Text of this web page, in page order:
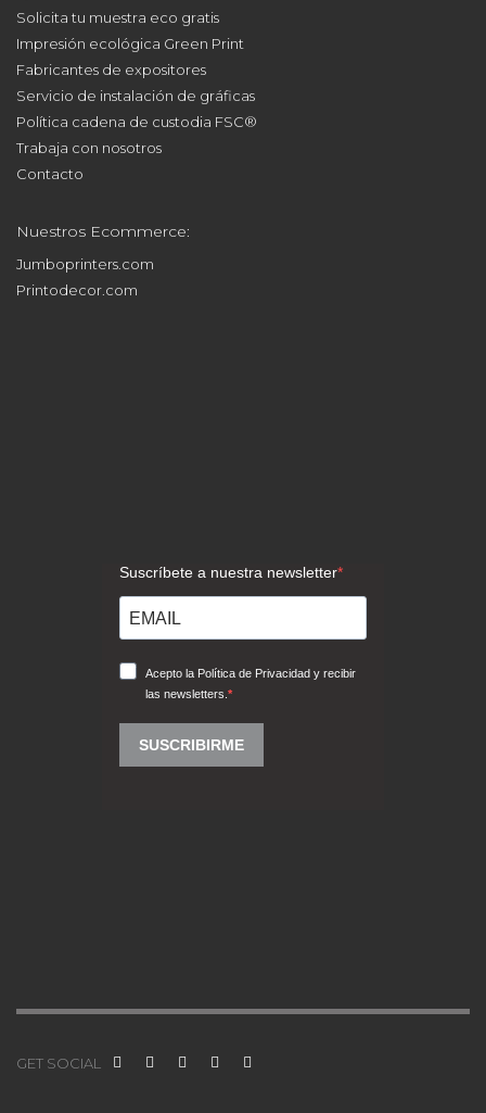
Solicita tu muestra eco gratis
Impresión ecológica Green Print
Fabricantes de expositores
Servicio de instalación de gráficas
Política cadena de custodia FSC®
Trabaja con nosotros
Contacto
Nuestros Ecommerce:
Jumboprinters.com
Printodecor.com
GET SOCIAL